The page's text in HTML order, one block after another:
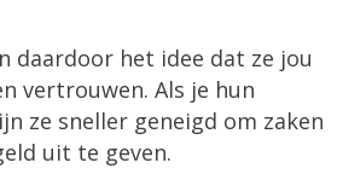
daardoor het idee dat ze jou
vertrouwen. Als je hun
ze sneller geneigd om zaken
uit te geven.